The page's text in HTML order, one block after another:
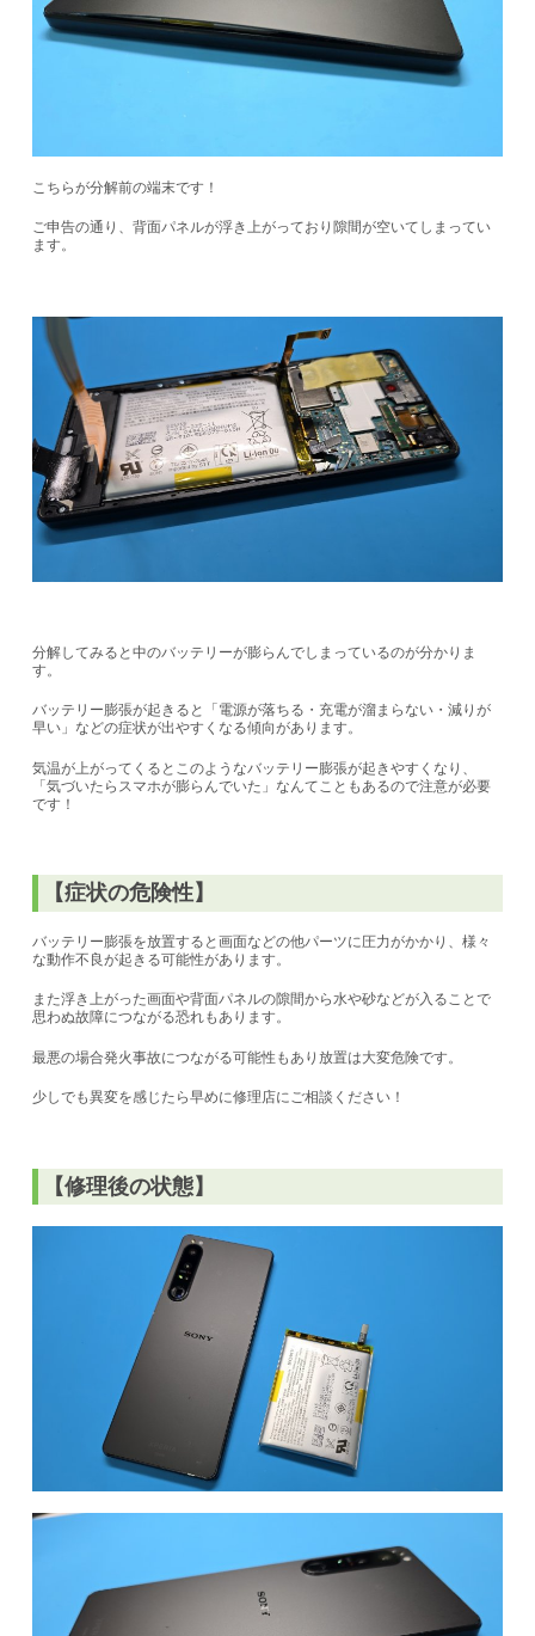
こちらが分解前の端末です！
ご申告の通り、背面パネルが浮き上がっており隙間が空いてしまってい
ます。
分解してみると中のバッテリーが膨らんでしまっているのが分かりま
す。
バッテリー膨張が起きると「電源が落ちる・充電が溜まらない・減りが
早い」などの症状が出やすくなる傾向があります。
気温が上がってくるとこのようなバッテリー膨張が起きやすくなり、
「気づいたらスマホが膨らんでいた」なんてこともあるので注意が必要
です！
【症状の危険性】
バッテリー膨張を放置すると画面などの他パーツに圧力がかかり、様々
な動作不良が起きる可能性があります。
また浮き上がった画面や背面パネルの隙間から水や砂などが入ることで
思わぬ故障につながる恐れもあります。
最悪の場合発火事故につながる可能性もあり放置は大変危険です。
少しでも異変を感じたら早めに修理店にご相談ください！
【修理後の状態】